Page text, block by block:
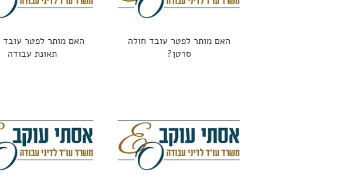
האם מותר לפטר עובד חולה
סרטן?
האם מותר לפטר עובד
תאונת עבודה